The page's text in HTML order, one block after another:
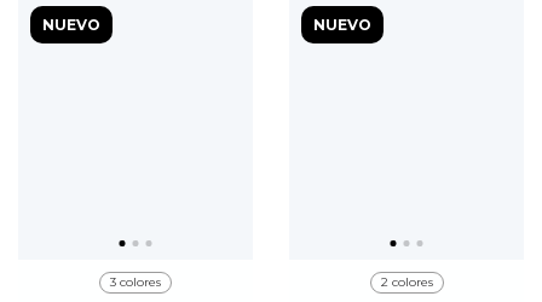
NUEVO
3 colores
NUEVO
2 colores